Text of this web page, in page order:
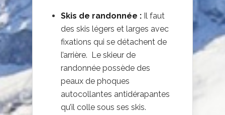
Skis de randonnée : Il faut
des skis légers et larges avec
fixations qui se détachent de
l’arrière. Le skieur de
randonnée possède des
peaux de phoques
autocollantes antidérapantes
qu’il colle sous ses skis.